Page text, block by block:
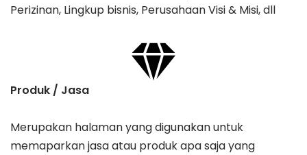
Perizinan, Lingkup bisnis, Perusahaan Visi & Misi, dll
Produk / Jasa
Merupakan halaman yang digunakan untuk
memaparkan jasa atau produk apa saja yang